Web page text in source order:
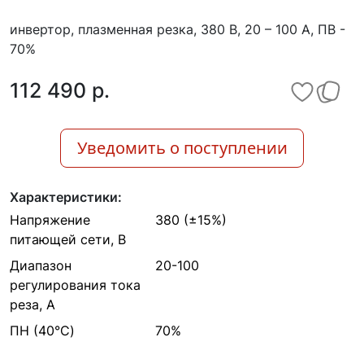
инвертор, плазменная резка, 380 В, 20 – 100 А, ПВ -
70%
112 490 p.
Уведомить о поступлении
Характеристики:
Напряжение
питающей сети, В
380 (±15%)
Диапазон
регулирования тока
реза, А
20-100
ПН (40°C)
70%